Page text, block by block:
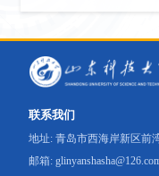
联系我们
地址: 青岛市西海岸新区前
邮箱: